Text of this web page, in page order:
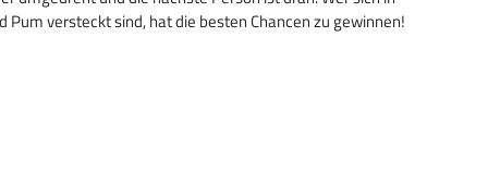
versteckt sind, hat die besten Chancen zu gewinnen!